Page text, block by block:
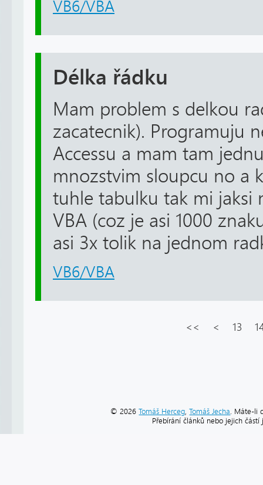
VB6/VBA
Délka řádku
Mam problem s delkou
zacatecnik). Programuju
Accessu a mam tam
mnozstvim sloupcu no a
tuhle tabulku tak mi jaksi
VBA (coz je asi 1000
asi 3x tolik na jednom
VB6/VBA
<< < 13
© 2026Tomáš Herceg ,Tomáš Jecha . Máte-li
Přebírání článků nebo jejich